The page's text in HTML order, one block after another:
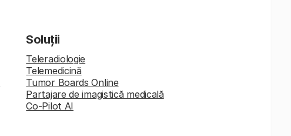
Soluții
Teleradiologie
Telemedicină
Tumor Boards Online
Partajare de imagistică medicală
Co-Pilot AI